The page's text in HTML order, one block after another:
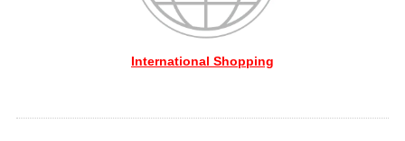
International Shopping